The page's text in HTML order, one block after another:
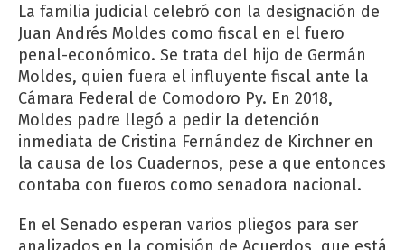
La familia judicial celebró con la designación de
Juan Andrés Moldes como fiscal en el fuero
penal-económico. Se trata del hijo de Germán
Moldes, quien fuera el influyente fiscal ante la
Cámara Federal de Comodoro Py. En 2018,
Moldes padre llegó a pedir la detención
inmediata de Cristina Fernández de Kirchner en
la causa de los Cuadernos, pese a que entonces
contaba con fueros como senadora nacional.
En el Senado esperan varios pliegos para ser